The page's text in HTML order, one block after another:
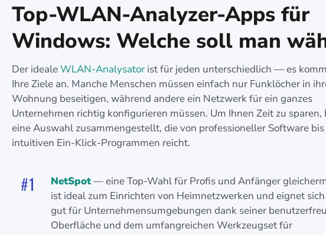
Top-WLAN-Analyzer-Apps für
Windows: Welche soll man
Der idealeWLAN-Analysatorist für jeden unterschiedlich — es
Ihre Ziele an. Manche Menschen müssen einfach nur Funklöcher in
Wohnung beseitigen, während andere ein Netzwerk für ein ganzes
Unternehmen richtig konfigurieren müssen. Um Ihnen Zeit zu sparen,
eine Auswahl zusammengestellt, die von professioneller Software
intuitiven Ein-Klick-Programmen reicht.
NetSpot— eine Top-Wahl für Profis und Anfänger
ist ideal zum Einrichten von Heimnetzwerken und eignet
gut für Unternehmensumgebungen dank seiner
Oberfläche und dem umfangreichen Werkzeugset für